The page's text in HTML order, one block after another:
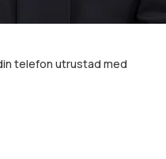
telefon utrustad med